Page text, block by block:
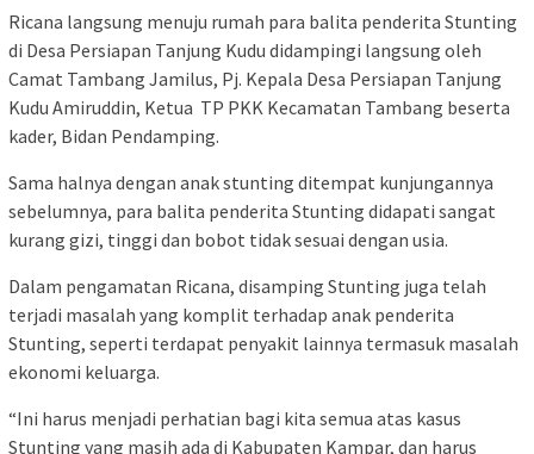
Ricana langsung menuju rumah para balita penderita Stunting
di Desa Persiapan Tanjung Kudu didampingi langsung oleh
Camat Tambang Jamilus, Pj. Kepala Desa Persiapan Tanjung
Kudu Amiruddin, Ketua TP PKK Kecamatan Tambang beserta
kader, Bidan Pendamping.
Sama halnya dengan anak stunting ditempat kunjungannya
sebelumnya, para balita penderita Stunting didapati sangat
kurang gizi, tinggi dan bobot tidak sesuai dengan usia.
Dalam pengamatan Ricana, disamping Stunting juga telah
terjadi masalah yang komplit terhadap anak penderita
Stunting, seperti terdapat penyakit lainnya termasuk masalah
ekonomi keluarga.
“Ini harus menjadi perhatian bagi kita semua atas kasus
Stunting yang masih ada di Kabupaten Kampar, dan harus